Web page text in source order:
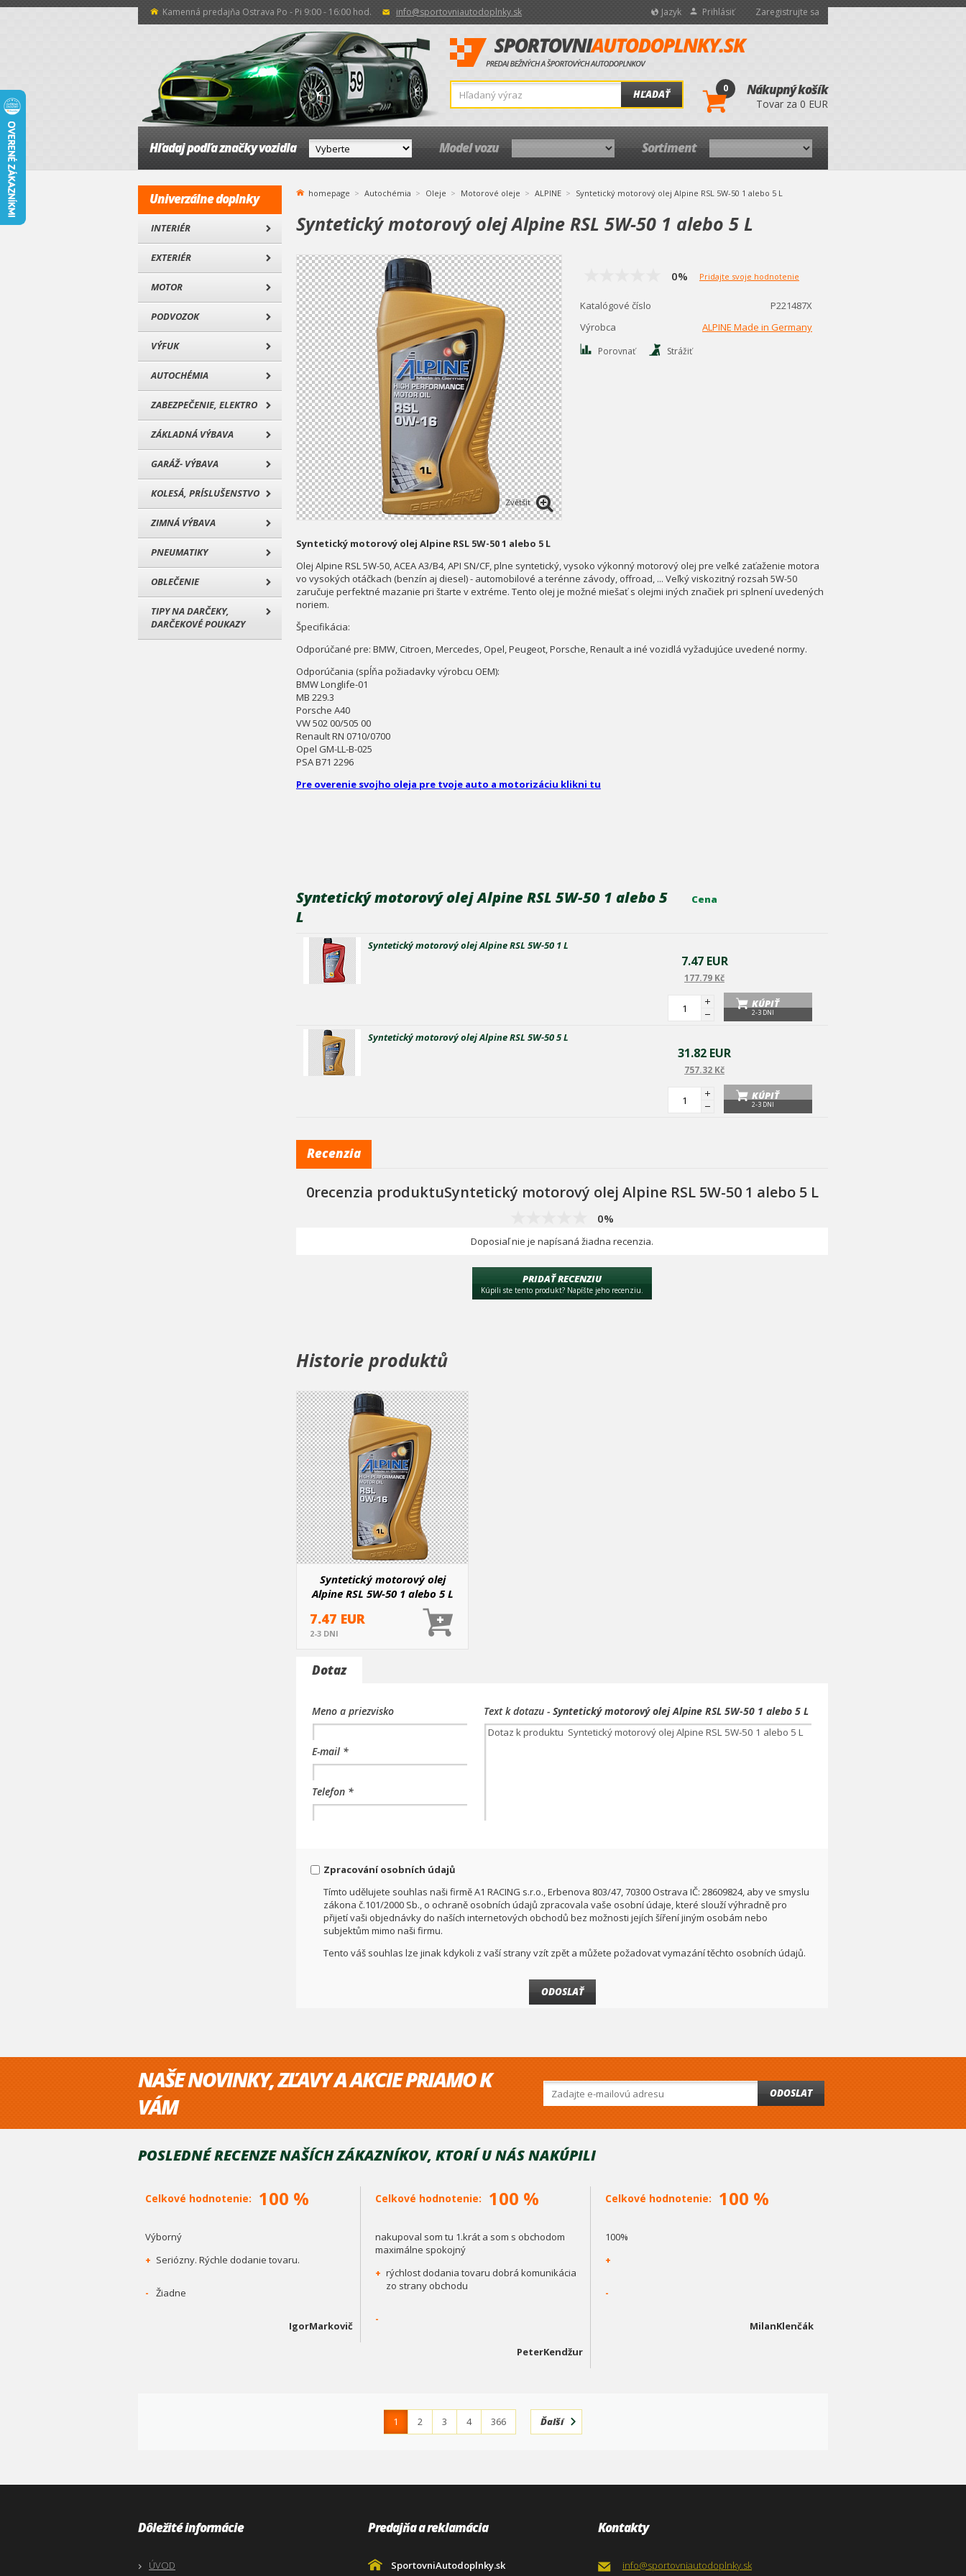
Kamenná predajňa Ostrava Po - Pi 9:00 - 16:00 hod. info@sportovniautodoplnky.sk Jazyk Prihlásiť Zaregistrujte sa
HĽADAŤ 0 Nákupný košík
Tovar za 0 EUR
Hľadaj podľa značky vozidla Model vozu Sortiment
Univerzálne doplnky
INTERIÉR
EXTERIÉR
MOTOR
PODVOZOK
VÝFUK
AUTOCHÉMIA
ZABEZPEČENIE, ELEKTRO
ZÁKLADNÁ VÝBAVA
GARÁŽ- VÝBAVA
KOLESÁ, PRÍSLUŠENSTVO
ZIMNÁ VÝBAVA
PNEUMATIKY
OBLEČENIE
TIPY NA DARČEKY,
DARČEKOVÉ POUKAZY
homepage Autochémia Oleje Motorové oleje ALPINE Syntetický motorový olej Alpine RSL 5W-50 1 alebo 5 L
Syntetický motorový olej Alpine RSL 5W-50 1 alebo 5 L
Zvětšit
0% Pridajte svoje hodnotenie
Katalógové číslo
P221487X
Výrobca
ALPINE Made in Germany
Porovnať Strážiť
Syntetický motorový olej Alpine RSL 5W-50 1 alebo 5 L
Olej Alpine RSL 5W-50, ACEA A3/B4, API SN/CF, plne syntetický, vysoko výkonný motorový olej pre veľké zaťaženie motora
vo vysokých otáčkach (benzín aj diesel) - automobilové a terénne závody, offroad, ... Veľký viskozitný rozsah 5W-50
zaručuje perfektné mazanie pri štarte v extréme. Tento olej je možné miešať s olejmi iných značiek pri splnení uvedených
noriem.
Špecifikácia:
Odporúčané pre: BMW, Citroen, Mercedes, Opel, Peugeot, Porsche, Renault a iné vozidlá vyžadujúce uvedené normy.
Odporúčania (spĺňa požiadavky výrobcu OEM):
BMW Longlife-01
MB 229.3
Porsche A40
VW 502 00/505 00
Renault RN 0710/0700
Opel GM-LL-B-025
PSA B71 2296
Pre overenie svojho oleja pre tvoje auto a motorizáciu klikni tu
Syntetický motorový olej Alpine RSL 5W-50 1 alebo 5
L
Cena
Syntetický motorový olej Alpine RSL 5W-50 1 L
7.47 EUR
177.79 Kč
KÚPIŤ
2-3 DNI
Syntetický motorový olej Alpine RSL 5W-50 5 L
31.82 EUR
757.32 Kč
KÚPIŤ
2-3 DNI
Recenzia
0recenzia produktuSyntetický motorový olej Alpine RSL 5W-50 1 alebo 5 L
0%
Doposiaľ nie je napísaná žiadna recenzia.
PRIDAŤ RECENZIU
Kúpili ste tento produkt? Napíšte jeho recenziu.
Historie produktů
Syntetický motorový olej
Alpine RSL 5W-50 1 alebo 5 L
7.47 EUR
2-3 DNI
Dotaz
Meno a priezvisko
E-mail *
Telefon *
Text k dotazu - Syntetický motorový olej Alpine RSL 5W-50 1 alebo 5 L
Zpracování osobních údajů
Tímto udělujete souhlas naši firmě A1 RACING s.r.o., Erbenova 803/47, 70300 Ostrava IČ: 28609824, aby ve smyslu
zákona č.101/2000 Sb., o ochraně osobních údajů zpracovala vaše osobní údaje, které slouží výhradně pro
přijetí vaši objednávky do naších internetových obchodů bez možnosti jejích šíření jiným osobám nebo
subjektům mimo naši firmu.
Tento váš souhlas lze jinak kdykoli z vaší strany vzít zpět a můžete požadovat vymazání těchto osobních údajů.
NAŠE NOVINKY, ZĽAVY A AKCIE PRIAMO K
VÁM
ODOSLAT
POSLEDNÉ RECENZE NAŠÍCH ZÁKAZNÍKOV, KTORÍ U NÁS NAKÚPILI
Celkové hodnotenie: 100 %
Výborný
+ Seriózny. Rýchle dodanie tovaru.
- Žiadne
IgorMarkovič
Celkové hodnotenie: 100 %
nakupoval som tu 1.krát a som s obchodom
maximálne spokojný
+ rýchlost dodania tovaru dobrá komunikácia
zo strany obchodu
-
PeterKendžur
Celkové hodnotenie: 100 %
100%
+
-
MilanKlenčák
1 2 3 4 366 Ďalší
Dôležité informácie
ÚVOD
Predajňa a reklamácia
SportovniAutodoplnky.sk
Kontakty
info@sportovniautodoplnky.sk